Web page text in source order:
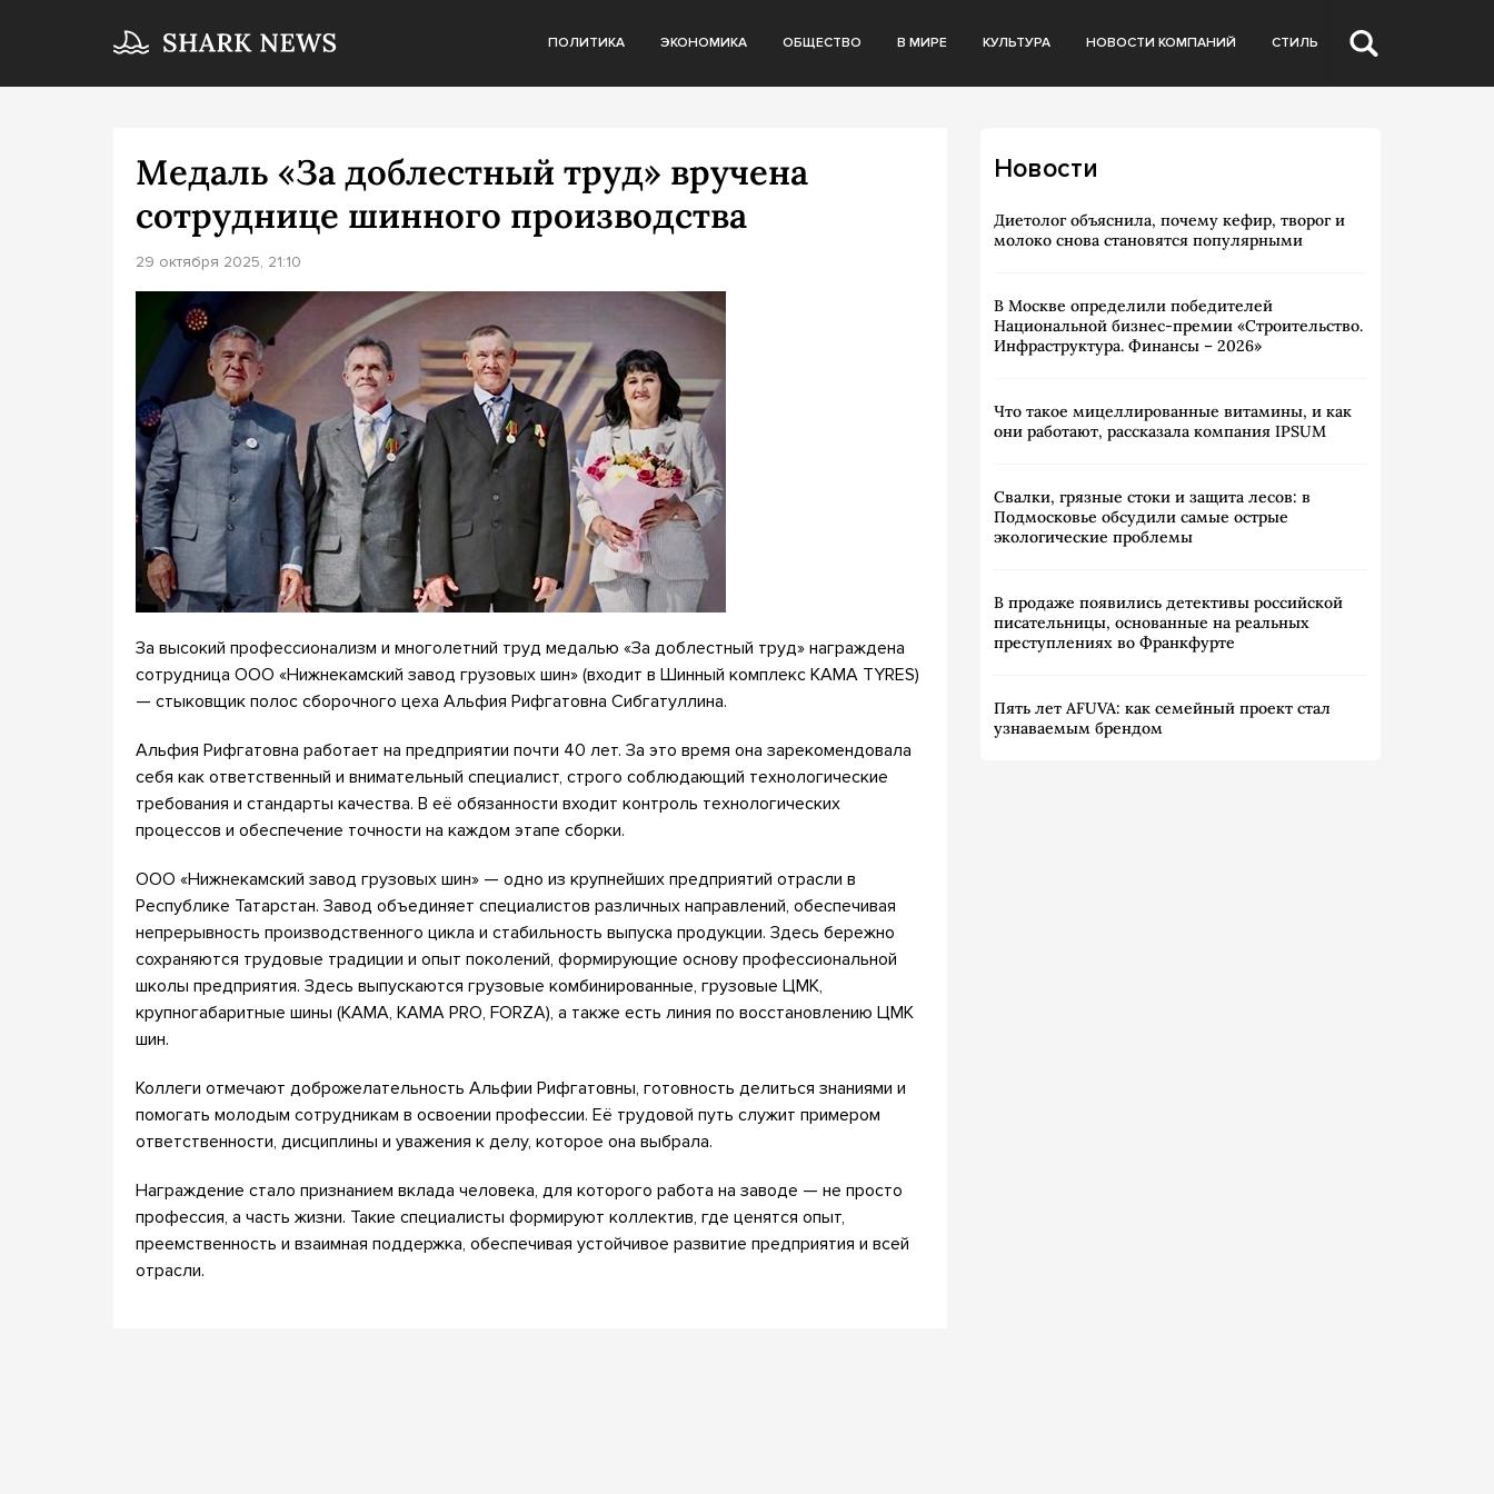
ПОЛИТИКА ЭКОНОМИКА ОБЩЕСТВО В МИРЕ КУЛЬТУРА НОВОСТИ КОМПАНИЙ СТИЛЬ
Медаль «За доблестный труд» вручена
сотруднице шинного производства
29 октября 2025, 21:10
За высокий профессионализм и многолетний труд медалью «За доблестный труд» награждена
сотрудница ООО «Нижнекамский завод грузовых шин» (входит в Шинный комплекс KAMA TYRES)
— стыковщик полос сборочного цеха Альфия Рифгатовна Сибгатуллина.
Альфия Рифгатовна работает на предприятии почти 40 лет. За это время она зарекомендовала
себя как ответственный и внимательный специалист, строго соблюдающий технологические
требования и стандарты качества. В её обязанности входит контроль технологических
процессов и обеспечение точности на каждом этапе сборки.
ООО «Нижнекамский завод грузовых шин» — одно из крупнейших предприятий отрасли в
Республике Татарстан. Завод объединяет специалистов различных направлений, обеспечивая
непрерывность производственного цикла и стабильность выпуска продукции. Здесь бережно
сохраняются трудовые традиции и опыт поколений, формирующие основу профессиональной
школы предприятия. Здесь выпускаются грузовые комбинированные, грузовые ЦМК,
крупногабаритные шины (КАМА, KAMA PRO, FORZA), а также есть линия по восстановлению ЦМК
шин.
Коллеги отмечают доброжелательность Альфии Рифгатовны, готовность делиться знаниями и
помогать молодым сотрудникам в освоении профессии. Её трудовой путь служит примером
ответственности, дисциплины и уважения к делу, которое она выбрала.
Награждение стало признанием вклада человека, для которого работа на заводе — не просто
профессия, а часть жизни. Такие специалисты формируют коллектив, где ценятся опыт,
преемственность и взаимная поддержка, обеспечивая устойчивое развитие предприятия и всей
отрасли.
Новости
Диетолог объяснила, почему кефир, творог и
молоко снова становятся популярными
В Москве определили победителей
Национальной бизнес-премии «Строительство.
Инфраструктура. Финансы – 2026»
Что такое мицеллированные витамины, и как
они работают, рассказала компания IPSUM
Свалки, грязные стоки и защита лесов: в
Подмосковье обсудили самые острые
экологические проблемы
В продаже появились детективы российской
писательницы, основанные на реальных
преступлениях во Франкфурте
Пять лет AFUVA: как семейный проект стал
узнаваемым брендом